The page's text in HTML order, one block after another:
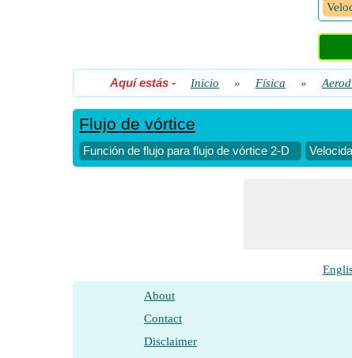
Aquí estás - Inicio » Física »
Flujo de vórtice
Función de flujo para flujo de vórtice 2-D
About
Contact
Disclaimer